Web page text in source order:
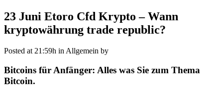
23 Juni Etoro Cfd Krypto – Wann
kryptowährung trade republic?
Posted at 21:59h in Allgemein by
Bitcoins für Anfänger: Alles was Sie zum Thema
Bitcoin.